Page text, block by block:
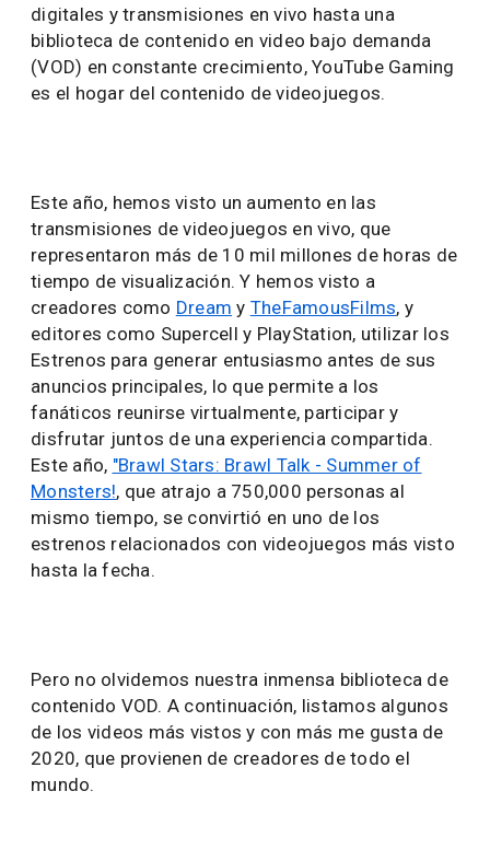
digitales y transmisiones en vivo hasta una
biblioteca de contenido en video bajo demanda
(VOD) en constante crecimiento, YouTube Gaming
es el hogar del contenido de videojuegos.
Este año, hemos visto un aumento en las
transmisiones de videojuegos en vivo, que
representaron más de 10 mil millones de horas de
tiempo de visualización. Y hemos visto a
creadores como Dream y TheFamousFilms, y
editores como Supercell y PlayStation, utilizar los
Estrenos para generar entusiasmo antes de sus
anuncios principales, lo que permite a los
fanáticos reunirse virtualmente, participar y
disfrutar juntos de una experiencia compartida.
Este año, "Brawl Stars: Brawl Talk - Summer of
Monsters!, que atrajo a 750,000 personas al
mismo tiempo, se convirtió en uno de los
estrenos relacionados con videojuegos más visto
hasta la fecha.
Pero no olvidemos nuestra inmensa biblioteca de
contenido VOD. A continuación, listamos algunos
de los videos más vistos y con más me gusta de
2020, que provienen de creadores de todo el
mundo.